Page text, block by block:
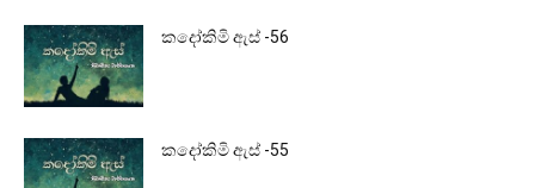
කදෝකිමි ඇස් -56
කදෝකිමි ඇස් -55